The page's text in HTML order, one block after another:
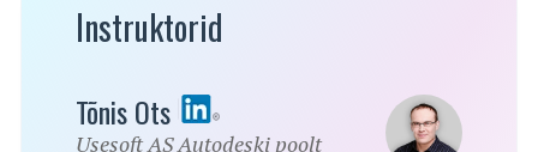
Instruktorid
Tõnis Ots
Usesoft AS Autodeski poolt